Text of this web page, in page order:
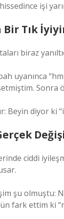
işi
Tık
biraz
uyanınca
Sonra
Beyin diyor ki
ciddi
şu olmuştu:
fark ettim ki